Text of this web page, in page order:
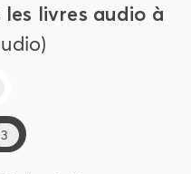
livres audio à
3